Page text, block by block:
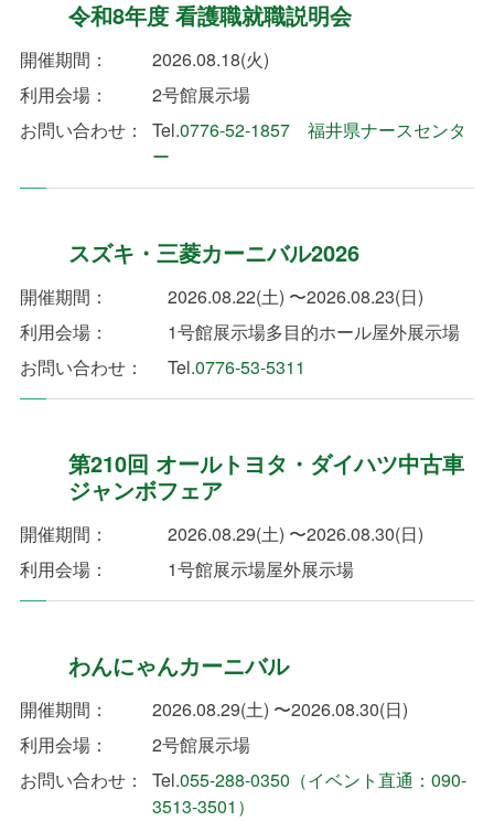
令和8年度 看護職就職説明会
開催期間：
2026.08.18(火)
利用会場：
2号館展示場
お問い合わせ：
Tel.0776-52-1857 福井県ナースセンタ
ー
スズキ・三菱カーニバル2026
開催期間：
2026.08.22(土) 〜2026.08.23(日)
利用会場：
1号館展示場多目的ホール屋外展示場
お問い合わせ：
Tel.0776-53-5311
第210回 オールトヨタ・ダイハツ中古車
ジャンボフェア
開催期間：
2026.08.29(土) 〜2026.08.30(日)
利用会場：
1号館展示場屋外展示場
わんにゃんカーニバル
開催期間：
2026.08.29(土) 〜2026.08.30(日)
利用会場：
2号館展示場
お問い合わせ：
Tel.055-288-0350（イベント直通：090-
3513-3501）